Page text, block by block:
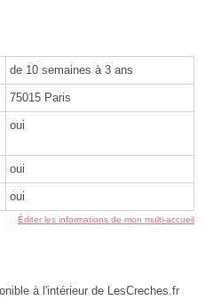
de 10 semaines à 3 ans
75015 Paris
oui
oui
oui
Éditer les informations de mon multi-accueil
à l'intérieur de LesCreches.fr